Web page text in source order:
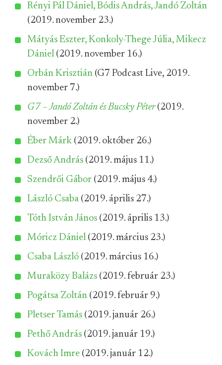
Rényi Pál Dániel, Bódis András, Jandó Zoltán
(2019. november 23.)
Mátyás Eszter, Konkoly-Thege Júlia, Mikecz
Dániel (2019. november 16.)
Orbán Krisztián (G7 Podcast Live, 2019.
november 7.)
G7 – Jandó Zoltán és Bucsky Péter(2019.
november 2.)
Éber Márk (2019. október 26.)
Dezső András (2019. május 11.)
Szendrői Gábor (2019. május 4.)
László Csaba (2019. április 27.)
Tóth István János (2019. április 13.)
Móricz Dániel (2019. március 23.)
Csaba László (2019. március 16.)
Muraközy Balázs (2019. február 23.)
Pogátsa Zoltán (2019. február 9.)
Pletser Tamás (2019. január 26.)
Pethő András (2019. január 19.)
Kovách Imre (2019. január 12.)